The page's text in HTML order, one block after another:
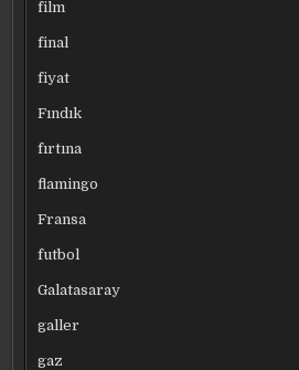
film
final
fiyat
Fındık
fırtına
flamingo
Fransa
futbol
Galatasaray
galler
gaz